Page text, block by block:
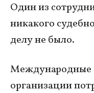
Один из
никакого
делу не было.
Международные
организации